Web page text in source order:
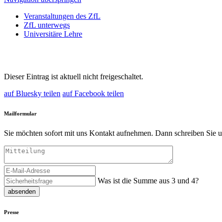
Veranstaltungen des ZfL
ZfL unterwegs
Universitäre Lehre
Dieser Eintrag ist aktuell nicht freigeschaltet.
auf Bluesky teilen auf Facebook teilen
Mailformular
Sie möchten sofort mit uns Kontakt aufnehmen. Dann schreiben Sie
Was ist die Summe aus 3 und 4?
absenden
Presse